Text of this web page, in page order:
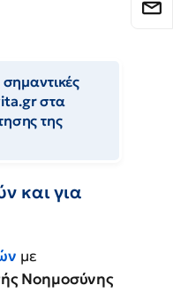
στα
της
και για
με
Νοημοσύνης